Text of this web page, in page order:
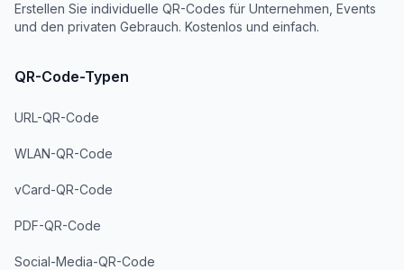
Erstellen Sie individuelle QR-Codes für Unternehmen, Events
und den privaten Gebrauch. Kostenlos und einfach.
QR-Code-Typen
URL-QR-Code
WLAN-QR-Code
vCard-QR-Code
PDF-QR-Code
Social-Media-QR-Code